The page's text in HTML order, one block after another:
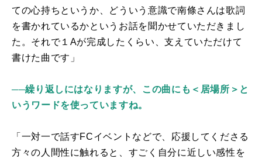
ての心持ちというか、どういう意識で南條さんは歌詞
を書かれているかというお話を聞かせていただきまし
た。それで１ Aが完成したくらい、支えていただけて
書けた曲です」
──繰り返しにはなりますが、この曲にも＜居場所＞と
いうワードを使っていますね。
「一対一で話すFCイベントなどで、応援してくださる
方々の人間性に触れると、すごく自分に近しい感性を